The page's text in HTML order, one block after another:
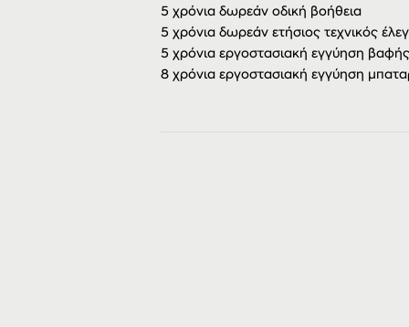
5 χρόνια δωρεάν οδική βοήθεια
5 χρόνια δωρεάν ετήσιος τεχνικός
5 χρόνια εργοστασιακή εγγύηση
8 χρόνια εργοστασιακή εγγύηση